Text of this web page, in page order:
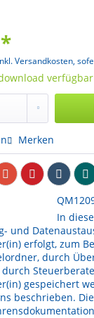
Versandkosten,
verfügbar
Merken
In
und
erfolgt, zum
durch
gespeichert
beschrieben.